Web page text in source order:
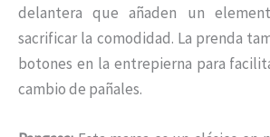
delantera que añaden un
sacrificar la comodidad. La prenda
botones en la entrepierna para
cambio de pañales.